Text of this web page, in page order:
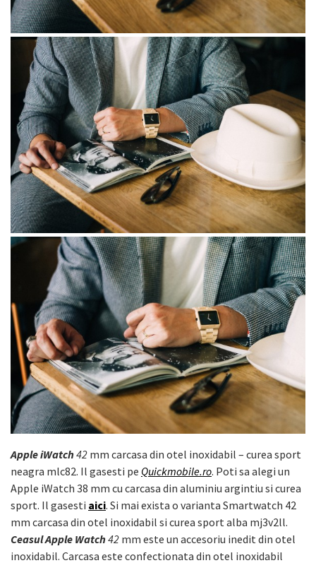
Apple iWatch42 mm carcasa din otel inoxidabil – curea sport
neagra mlc82. Il gasesti pe Quickmobile.ro. Poti sa alegi un
Apple iWatch 38 mm cu carcasa din aluminiu argintiu si curea
sport. Il gasesti aici. Si mai exista o varianta Smartwatch 42
mm carcasa din otel inoxidabil si curea sport alba mj3v2ll.
Ceasul Apple Watch42 mm este un accesoriu inedit din otel
inoxidabil. Carcasa este confectionata din otel inoxidabil